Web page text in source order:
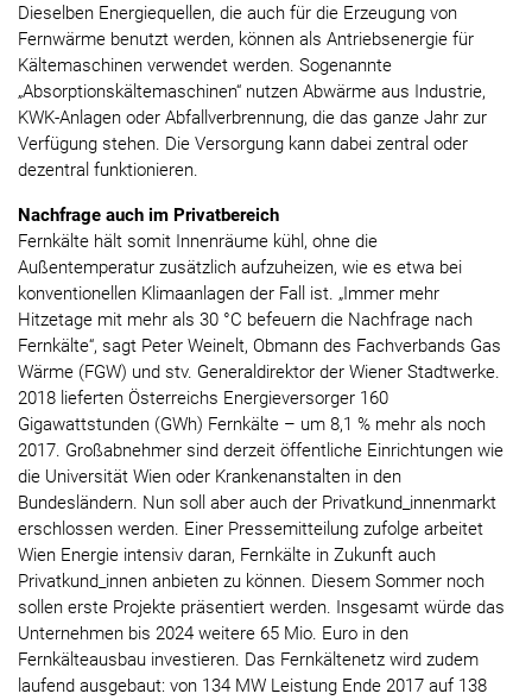
Dieselben Energiequellen, die auch für die Erzeugung von
Fernwärme benutzt werden, können als Antriebsenergie für
Kältemaschinen verwendet werden. Sogenannte
„Absorptionskältemaschinen“ nutzen Abwärme aus Industrie,
KWK-Anlagen oder Abfallverbrennung, die das ganze Jahr zur
Verfügung stehen. Die Versorgung kann dabei zentral oder
dezentral funktionieren.
Nachfrage auch im Privatbereich
Fernkälte hält somit Innenräume kühl, ohne die
Außentemperatur zusätzlich aufzuheizen, wie es etwa bei
konventionellen Klimaanlagen der Fall ist. „Immer mehr
Hitzetage mit mehr als 30 °C befeuern die Nachfrage nach
Fernkälte“, sagt Peter Weinelt, Obmann des Fachverbands Gas
Wärme (FGW) und stv. Generaldirektor der Wiener Stadtwerke.
2018 lieferten Österreichs Energieversorger 160
Gigawattstunden (GWh) Fernkälte – um 8,1 % mehr als noch
2017. Großabnehmer sind derzeit öffentliche Einrichtungen wie
die Universität Wien oder Krankenanstalten in den
Bundesländern. Nun soll aber auch der Privatkund_innenmarkt
erschlossen werden. Einer Pressemitteilung zufolge arbeitet
Wien Energie intensiv daran, Fernkälte in Zukunft auch
Privatkund_innen anbieten zu können. Diesem Sommer noch
sollen erste Projekte präsentiert werden. Insgesamt würde das
Unternehmen bis 2024 weitere 65 Mio. Euro in den
Fernkälteausbau investieren. Das Fernkältenetz wird zudem
laufend ausgebaut: von 134 MW Leistung Ende 2017 auf 138